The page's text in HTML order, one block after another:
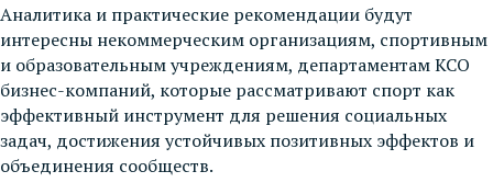
Аналитика и практические рекомендации будут
интересны некоммерческим организациям, спортивным
и образовательным учреждениям, департаментам КСО
бизнес-компаний, которые рассматривают спорт как
эффективный инструмент для решения социальных
задач, достижения устойчивых позитивных эффектов и
объединения сообществ.